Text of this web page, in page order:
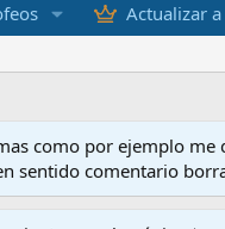
Actualizar
como por ejemplo
sentido comentario